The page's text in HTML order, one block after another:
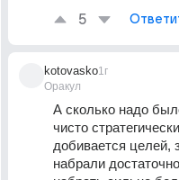
5
kotovasko
Оракул
1г
А сколько надо
чисто
добивается целей,
набрали